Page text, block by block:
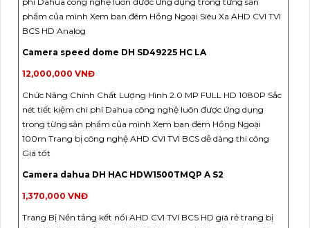
phẩm của mình Xem ban đêm Hồng Ngoại Siêu Xa AHD CVI TVI
BCS HD Analog
Camera speed dome DH SD49225 HC LA
12,000,000 VNĐ
Chức Năng Chính Chất Lượng Hình 2.0 MP FULL HD 1080P Sắc
nét tiết kiệm chi phí Dahua công nghệ luôn được ứng dụng
trong từng sản phẩm của mình Xem ban đêm Hồng Ngoại
100m Trang bị công nghệ AHD CVI TVI BCS dễ dàng thi công
Giá tốt
Camera dahua DH HAC HDW1500TMQP A S2
1,370,000 VNĐ
Trang Bị Nền tảng kết nối AHD CVI TVI BCS HD giá rẻ trang bị